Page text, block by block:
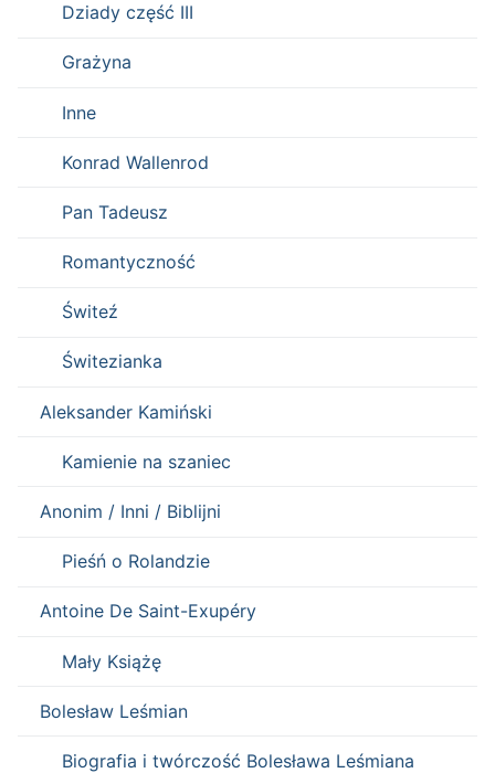
Dziady część III
Grażyna
Inne
Konrad Wallenrod
Pan Tadeusz
Romantyczność
Świteź
Świtezianka
Aleksander Kamiński
Kamienie na szaniec
Anonim / Inni / Biblijni
Pieśń o Rolandzie
Antoine De Saint-Exupéry
Mały Książę
Bolesław Leśmian
Biografia i twórczość Bolesława Leśmiana